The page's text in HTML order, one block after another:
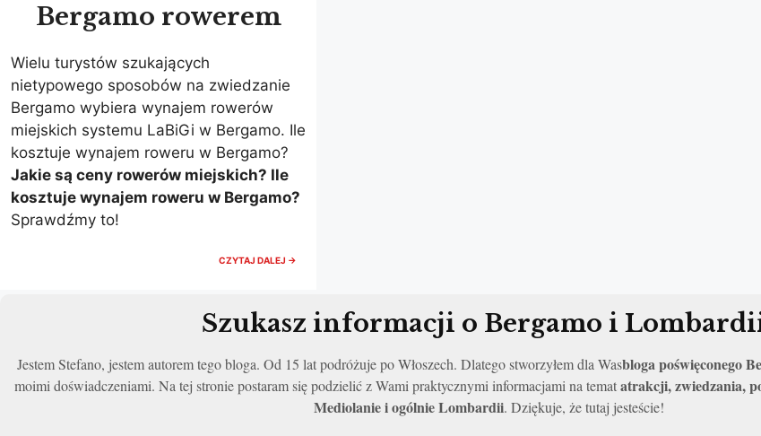
Bergamo rowerem
Wielu turystów szukających
nietypowego sposobów na zwiedzanie
Bergamo wybiera wynajem rowerów
miejskich systemu LaBiGi w Bergamo. Ile
kosztuje wynajem roweru w Bergamo?
Jakie są ceny rowerów miejskich? Ile
kosztuje wynajem roweru w Bergamo?
Sprawdźmy to!
CZYTAJ DALEJ →
BERGAMO
CENNIK.
ROWEREM
Szukasz informacji o Bergamo i
Jestem Stefano, jestem autorem tego bloga. Od 15 lat podróżuje po Włoszech. Dlatego stworzyłem dla Wasbloga poświęconego
moimi doświadczeniami. Na tej stronie postaram się podzielić z Wami praktycznymi informacjami na tematatrakcji, zwiedzania,
Mediolanie i ogólnie Lombardii. Dziękuje, że tutaj jesteście!